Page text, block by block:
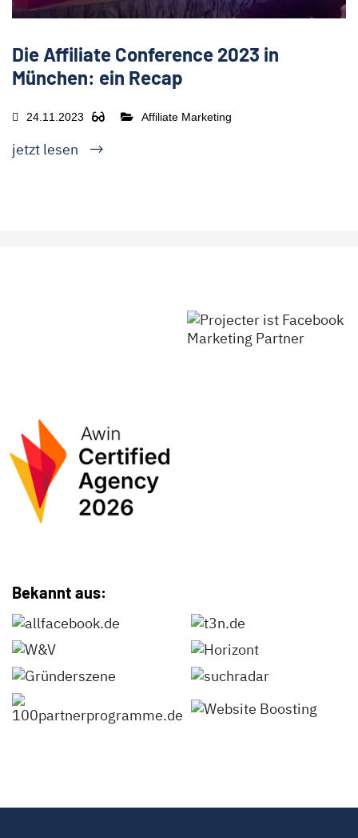
Die Affiliate Conference 2023 in
München: ein Recap
24.11.2023 Affiliate Marketing
jetzt lesen
Bekannt aus: